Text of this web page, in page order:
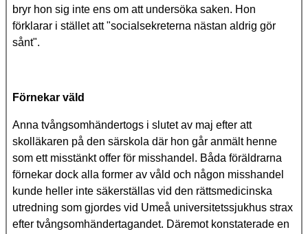
bryr hon sig inte ens om att undersöka saken. Hon
förklarar i stället att "socialsekreterna nästan aldrig gör
sånt".
Förnekar väld
Anna tvångsomhändertogs i slutet av maj efter att
skolläkaren på den särskola där hon går anmält henne
som ett misstänkt offer för misshandel. Båda föräldrarna
förnekar dock alla former av våld och någon misshandel
kunde heller inte säkerställas vid den rättsmedicinska
utredning som gjordes vid Umeå universitetssjukhus strax
efter tvångsomhändertagandet. Däremot konstaterade en